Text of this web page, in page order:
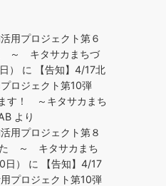
用プロジェクト第６
～ キタサカまちづ
）
に
【告知】4/17北
ロジェクト第10弾
す！ ～キタサカまち
より
用プロジェクト第８
た ～ キタサカまち
）
に
【告知】4/17
プロジェクト第10弾